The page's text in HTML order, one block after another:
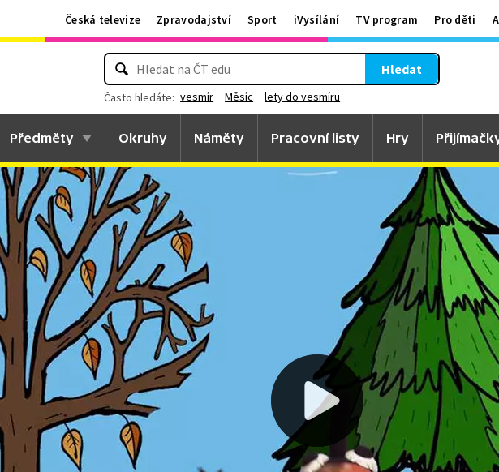
Česká televize Zpravodajství Sport iVysílání TV program Pro děti
Hledat
Často hledáte: vesmír Měsíc lety do vesmíru
Předměty Okruhy Náměty Pracovní listy Hry